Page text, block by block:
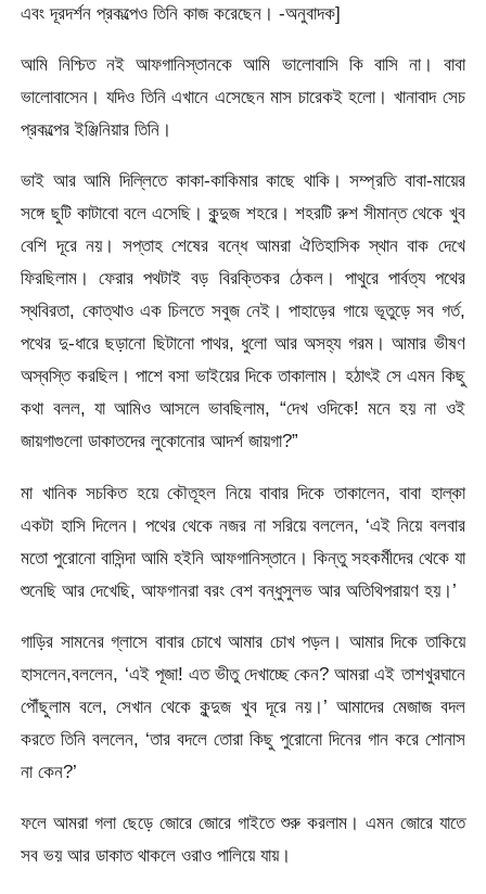
এবং দূরদর্শন প্রকল্পেও তিনি কাজ করেছেন। -অনুবাদক]
আমি নিশ্চিত নই আফগানিস্তানকে আমি ভালোবাসি কি বাসি না। বাবা
ভালোবাসেন। যদিও তিনি এখানে এসেছেন মাস চারেকই হলো। খানাবাদ সেচ
প্রকল্পের ইঞ্জিনিয়ার তিনি।
ভাই আর আমি দিল্লিতে কাকা-কাকিমার কাছে থাকি। সম্প্রতি বাবা-মায়ের
সঙ্গে ছুটি কাটাবো বলে এসেছি। কুন্দুজ শহরে। শহরটি রুশ সীমান্ত থেকে খুব
বেশি দূরে নয়। সপ্তাহ শেষের বন্ধে আমরা ঐতিহাসিক স্থান বাক দেখে
ফিরছিলাম। ফেরার পথটাই বড় বিরক্তিকর ঠেকল। পাথুরে পার্বত্য পথের
স্থবিরতা, কোত্থাও এক চিলতে সবুজ নেই। পাহাড়ের গায়ে ভূতুড়ে সব গর্ত,
পথের দু-ধারে ছড়ানো ছিটানো পাথর, ধুলো আর অসহ্য গরম। আমার ভীষণ
অস্বস্তি করছিল। পাশে বসা ভাইয়ের দিকে তাকালাম। হঠাৎই সে এমন কিছু
কথা বলল, যা আমিও আসলে ভাবছিলাম, “দেখ ওদিকে! মনে হয় না ওই
জায়গাগুলো ডাকাতদের লুকোনোর আদর্শ জায়গা?”
মা খানিক সচকিত হয়ে কৌতূহল নিয়ে বাবার দিকে তাকালেন, বাবা হাল্কা
একটা হাসি দিলেন। পথের থেকে নজর না সরিয়ে বললেন, ‘এই নিয়ে বলবার
মতো পুরোনো বাসিন্দা আমি হইনি আফগানিস্তানে। কিন্তু সহকর্মীদের থেকে যা
শুনেছি আর দেখেছি, আফগানরা বরং বেশ বন্ধুসুলভ আর অতিথিপরায়ণ হয়।’
গাড়ির সামনের গ্লাসে বাবার চোখে আমার চোখ পড়ল। আমার দিকে তাকিয়ে
হাসলেন,বললেন, ‘এই পূজা! এত ভীতু দেখাচ্ছে কেন? আমরা এই তাশখুরঘানে
পৌঁছুলাম বলে, সেখান থেকে কুন্দুজ খুব দূরে নয়।’ আমাদের মেজাজ বদল
করতে তিনি বললেন, ‘তার বদলে তোরা কিছু পুরোনো দিনের গান করে শোনাস
না কেন?’
ফলে আমরা গলা ছেড়ে জোরে জোরে গাইতে শুরু করলাম। এমন জোরে যাতে
সব ভয় আর ডাকাত থাকলে ওরাও পালিয়ে যায়।